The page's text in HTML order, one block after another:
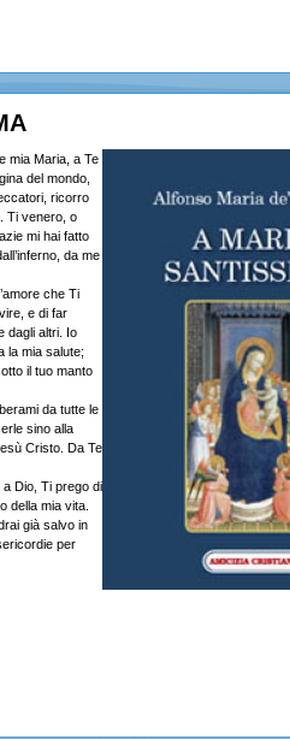
mia Maria, a Te
del mondo,
ricorro
Ti venero, o
mi hai fatto
da me
che Ti
e di far
dagli altri. Io
la mia salute;
il tuo manto
da tutte le
sino alla
Cristo. Da Te
a Dio, Ti prego di
della mia vita.
già salvo in
per